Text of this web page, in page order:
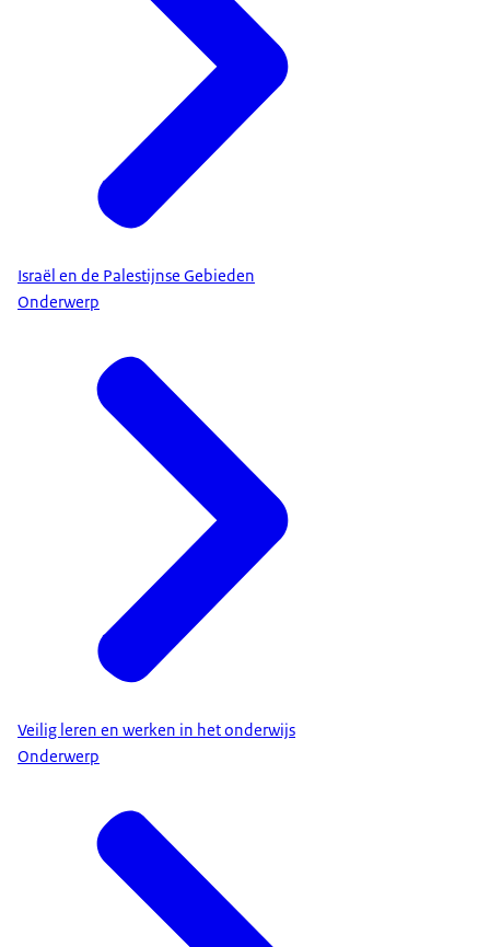
Israël en de Palestijnse Gebieden
Onderwerp
Veilig leren en werken in het onderwijs
Onderwerp